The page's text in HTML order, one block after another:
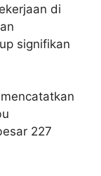
di
signifikan
227